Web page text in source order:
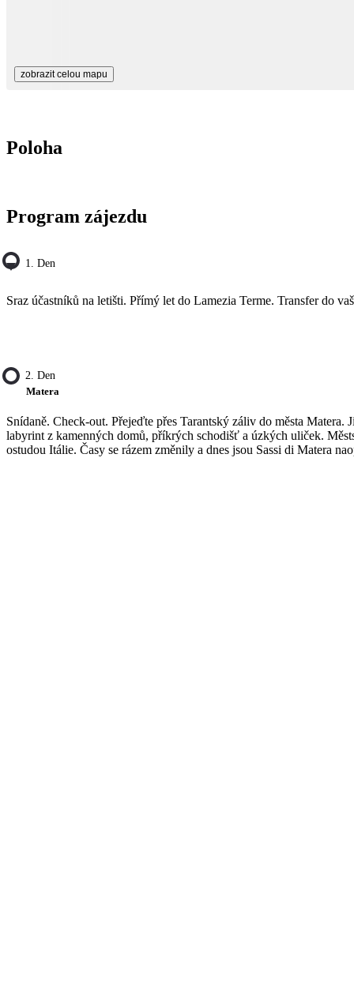
zobrazit celou mapu
Poloha
Program zájezdu
1. Den
Sraz účastníků na letišti. Přímý let do Lamezia Terme. Transfer do
2. Den
Matera
Snídaně. Check-out. Přejeďte přes Tarantský záliv do města Matera.
labyrint z kamenných domů, příkrých schodišť a úzkých uliček.
ostudou Itálie. Časy se rázem změnily a dnes jsou Sassi di Matera